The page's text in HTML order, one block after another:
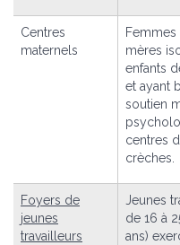
Centres
maternels
Femmes
mères
enfants
et ayant
soutien
centres
crèches.
Foyers de
jeunes
travailleurs
Jeunes
de 16 à
ans)